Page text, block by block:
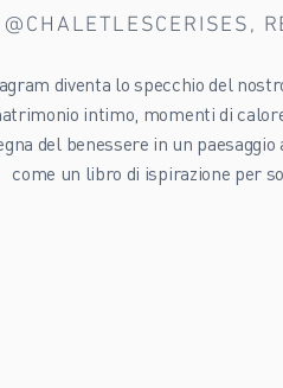
@CHALETLESCERISES,
diventa lo specchio del
intimo, momenti di
del benessere in un
come un libro di ispirazione per